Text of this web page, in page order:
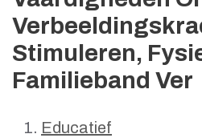
Stimuleren,
Familieband Ver
Educatief